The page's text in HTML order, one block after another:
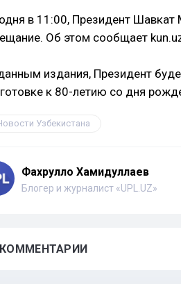
в 11:00, Президент
Об этом сообщает
издания, Президент
к 80-летию со дня
Узбекистана
Фахрулло Хамидуллаев
Блогер и журналист «UPL.UZ»
КОММЕНТАРИИ